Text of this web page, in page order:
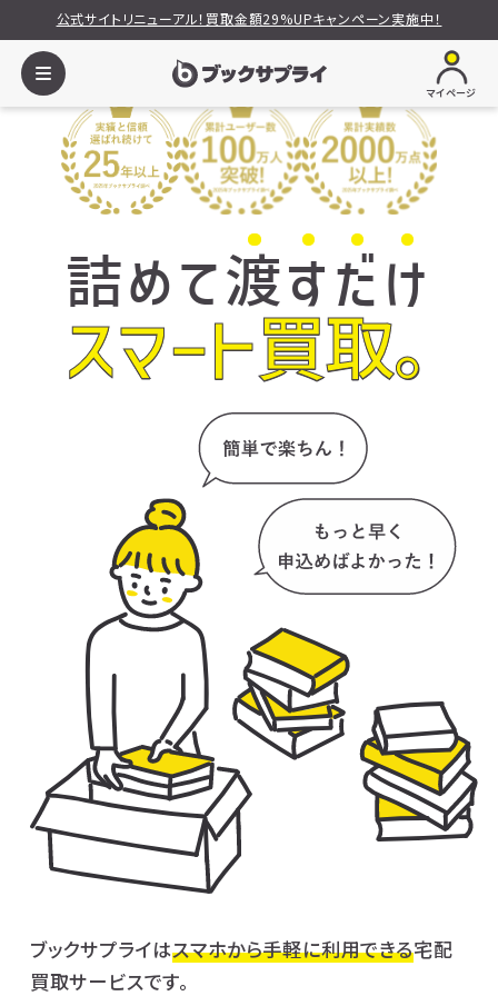
公式サイトリニューアル！買取金額29%UPキャンペーン実施中！
マイページ
詰めて渡す だ け
スマート買取。
ブックサプライはスマホから手軽に利用できる宅配
買取サービスです。